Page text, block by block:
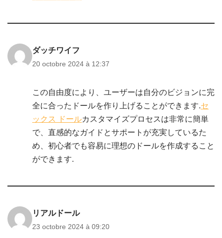
ダッチワイフ
20 octobre 2024 à 12:37
この自由度により、ユーザーは自分のビジョンに完
全に合ったドールを作り上げることができます.セ
ックス ドールカスタマイズプロセスは非常に簡単
で、直感的なガイドとサポートが充実しているた
め、初心者でも容易に理想のドールを作成すること
ができます.
リアルドール
23 octobre 2024 à 09:20